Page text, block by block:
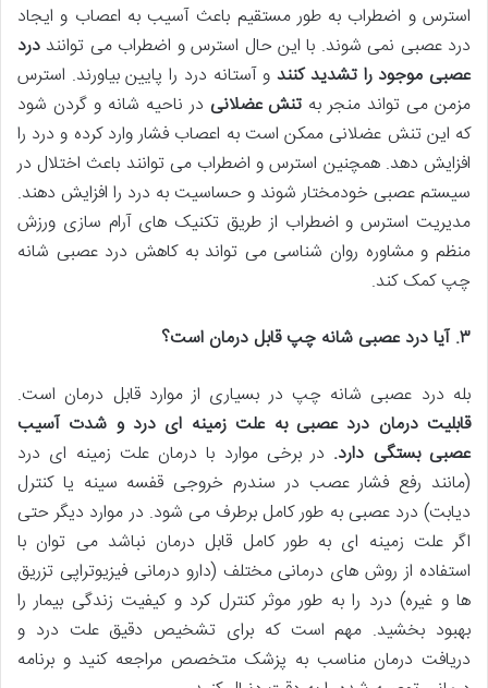
استرس و اضطراب به طور مستقیم باعث آسیب به اعصاب و ایجاد
درد عصبی نمی شوند. با این حال استرس و اضطراب می تواننددرد
عصبی موجود را تشدید کنندو آستانه درد را پایین بیاورند. استرس
مزمن می تواند منجر به تنش عضلانی در ناحیه شانه و گردن شود
که این تنش عضلانی ممکن است به اعصاب فشار وارد کرده و درد را
افزایش دهد. همچنین استرس و اضطراب می توانند باعث اختلال در
سیستم عصبی خودمختار شوند و حساسیت به درد را افزایش دهند.
مدیریت استرس و اضطراب از طریق تکنیک های آرام سازی ورزش
منظم و مشاوره روان شناسی می تواند به کاهش درد عصبی شانه
چپ کمک کند.
۳.آیا درد عصبی شانه چپ قابل درمان است؟
بله درد عصبی شانه چپ در بسیاری از موارد قابل درمان است.
قابلیت درمان درد عصبی به علت زمینه ای درد و شدت آسیب
عصبی بستگی دارد. در برخی موارد با درمان علت زمینه ای درد
(مانند رفع فشار عصب در سندرم خروجی قفسه سینه یا کنترل
دیابت) درد عصبی به طور کامل برطرف می شود. در موارد دیگر حتی
اگر علت زمینه ای به طور کامل قابل درمان نباشد می توان با
استفاده از روش های درمانی مختلف (دارو درمانی فیزیوتراپی تزریق
ها و غیره) درد را به طور موثر کنترل کرد و کیفیت زندگی بیمار را
بهبود بخشید. مهم است که برای تشخیص دقیق علت درد و
دریافت درمان مناسب به پزشک متخصص مراجعه کنید و برنامه